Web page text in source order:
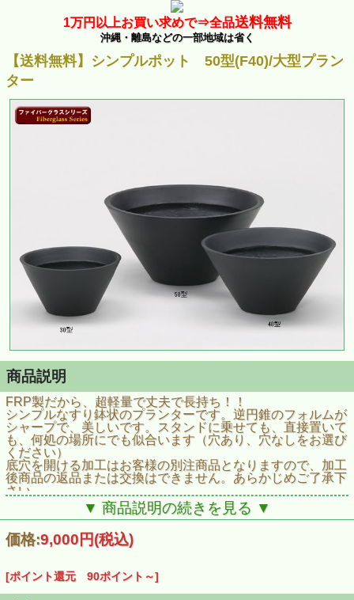
1万円以上お買い求めで⇒全品送料無料
沖縄・離島などの一部地域は省く
【送料無料】シンプルポット 50型(F40)/大型プラン
ター
商品説明
FRP製だから、超軽量で丈夫で長持ち！！
シンプルなすり鉢状のプランターです。逆円錐のフォルムが
シャープで、美しいです。スタンドに乗せても、直接置いて
も、何処の場所にでも似合います（穴あり、穴なしをお選び
ください）
底穴を開ける加工はお客様の別注商品となりますので、加工
後商品の返品または交換はできません。あらかじめご了承下
さい
■カラーブラック
■材質FRP「ガラス繊維強化プラスチック」
■サイズ直径510×高さ255mm
■重量2.2kg
ター】【鉢】【草花】【樹木】【果実】【緑化】【緑のカー
テン】
▼ 商品説明の続きを見る ▼
価格:9,000円(税込)
[ポイント還元 90ポイント～]